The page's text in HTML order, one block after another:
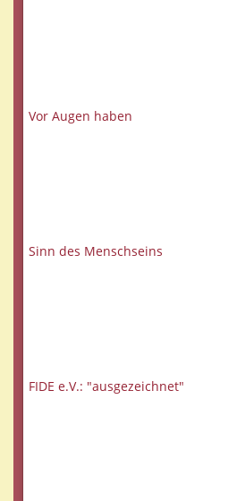
Vor Augen haben
Sinn des Menschseins
FIDE e.V.: "ausgezeichnet"